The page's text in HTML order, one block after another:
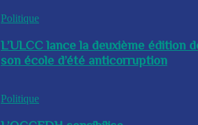
Politique
L’ULCC lance la deuxième édition
son école d’été anticorruption
Politique